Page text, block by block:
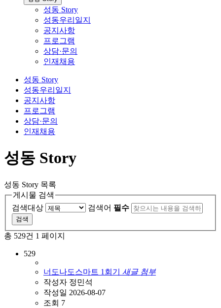
성동 Story
성동우리일지
공지사항
프로그램
상담·문의
인재채용
성동 Story
성동우리일지
공지사항
프로그램
상담·문의
인재채용
성동 Story
성동 Story 목록
게시물 검색
검색대상
검색어 필수
총 529건 1 페이지
529
너도나도스마트 1회기 새글 첨부
작성자 정민석
작성일 2026-08-07
조회 7